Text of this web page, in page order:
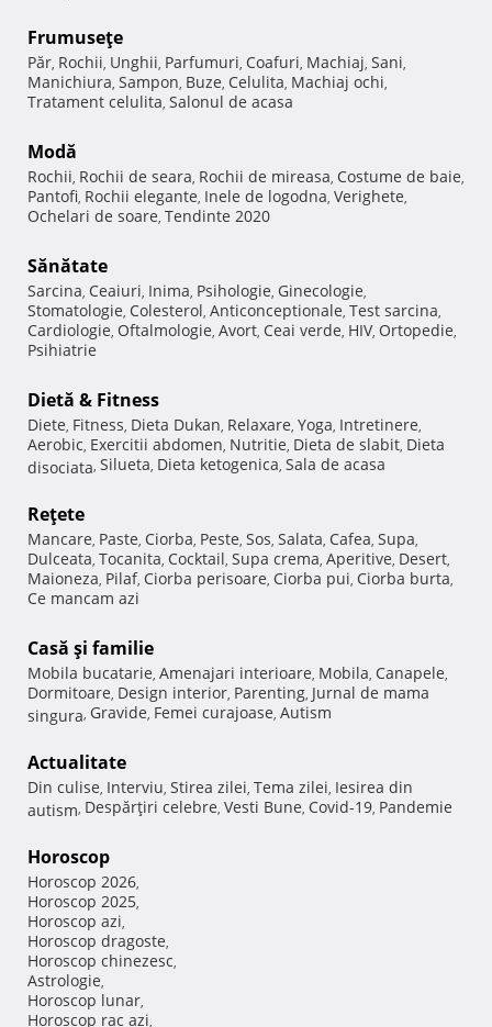
Frumuseţe
Păr, Rochii, Unghii, Parfumuri, Coafuri, Machiaj, Sani,
Manichiura, Sampon, Buze, Celulita, Machiaj ochi,
Tratament celulita, Salonul de acasa
Modă
Rochii, Rochii de seara, Rochii de mireasa, Costume de baie,
Pantofi, Rochii elegante, Inele de logodna, Verighete,
Ochelari de soare, Tendinte 2020
Sănătate
Sarcina, Ceaiuri, Inima, Psihologie, Ginecologie,
Stomatologie, Colesterol, Anticonceptionale, Test sarcina,
Cardiologie, Oftalmologie, Avort, Ceai verde, HIV, Ortopedie,
Psihiatrie
Dietă & Fitness
Diete, Fitness, Dieta Dukan, Relaxare, Yoga, Intretinere,
Aerobic, Exercitii abdomen, Nutritie, Dieta de slabit, Dieta
disociata, Silueta, Dieta ketogenica, Sala de acasa
Reţete
Mancare, Paste, Ciorba, Peste, Sos, Salata, Cafea, Supa,
Dulceata, Tocanita, Cocktail, Supa crema, Aperitive, Desert,
Maioneza, Pilaf, Ciorba perisoare, Ciorba pui, Ciorba burta,
Ce mancam azi
Casă şi familie
Mobila bucatarie, Amenajari interioare, Mobila, Canapele,
Dormitoare, Design interior, Parenting, Jurnal de mama
singura, Gravide, Femei curajoase, Autism
Actualitate
Din culise, Interviu, Stirea zilei, Tema zilei, Iesirea din
autism, Despărţiri celebre, Vesti Bune, Covid-19, Pandemie
Horoscop
Horoscop 2026,
Horoscop 2025,
Horoscop azi,
Horoscop dragoste,
Horoscop chinezesc,
Astrologie,
Horoscop lunar,
Horoscop rac azi,